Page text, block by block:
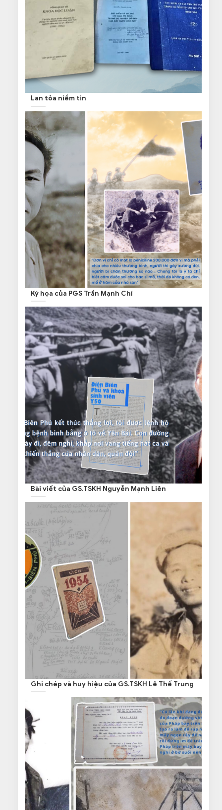
Lan tỏa niềm tin
Ký họa của PGS Trần Mạnh Chí
Bài viết của GS.TSKH Nguyễn Mạnh Liên
Ghi chép và huy hiệu của GS.TSKH Lê Thế Trung